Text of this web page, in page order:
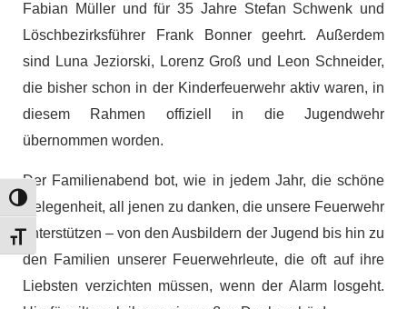
Umschalten auf hohe Kontraste
Schrift vergrößern
Fabian Müller und für 35 Jahre Stefan Schwenk und
Löschbezirksführer Frank Bonner geehrt. Außerdem
sind Luna Jeziorski, Lorenz Groß und Leon Schneider,
die bisher schon in der Kinderfeuerwehr aktiv waren, in
diesem Rahmen offiziell in die Jugendwehr
übernommen worden.
Der Familienabend bot, wie in jedem Jahr, die schöne
Gelegenheit, all jenen zu danken, die unsere Feuerwehr
unterstützen – von den Ausbildern der Jugend bis hin zu
den Familien unserer Feuerwehrleute, die oft auf ihre
Liebsten verzichten müssen, wenn der Alarm losgeht.